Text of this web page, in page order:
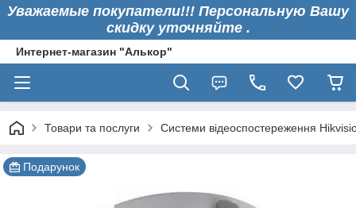
Уважаемые покупатели!!! Персональную Вашу
скидку уточняйте .
Интернет-магазин "Алькор"
Товари та послуги Системи відеоспостереження
Подарунок